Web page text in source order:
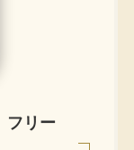
フリー